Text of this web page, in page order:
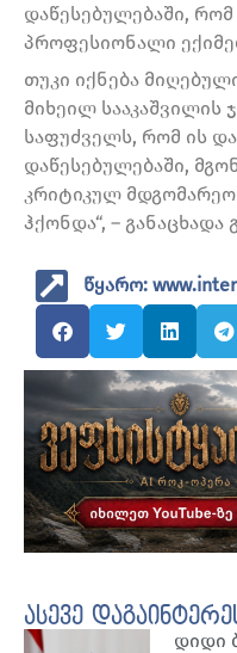
დაწესებულებაში,
პროფესიონალი
თუკი იქნება
მიხეილ სააკაშვილის
საფუძველს, რომ ის
დაწესებულებაში,
კრიტიკულ
ჰქონდა“, –
წყარო:
ასევე
დიდი